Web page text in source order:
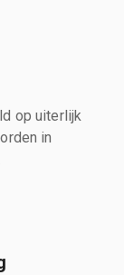
op uiterlijk
in